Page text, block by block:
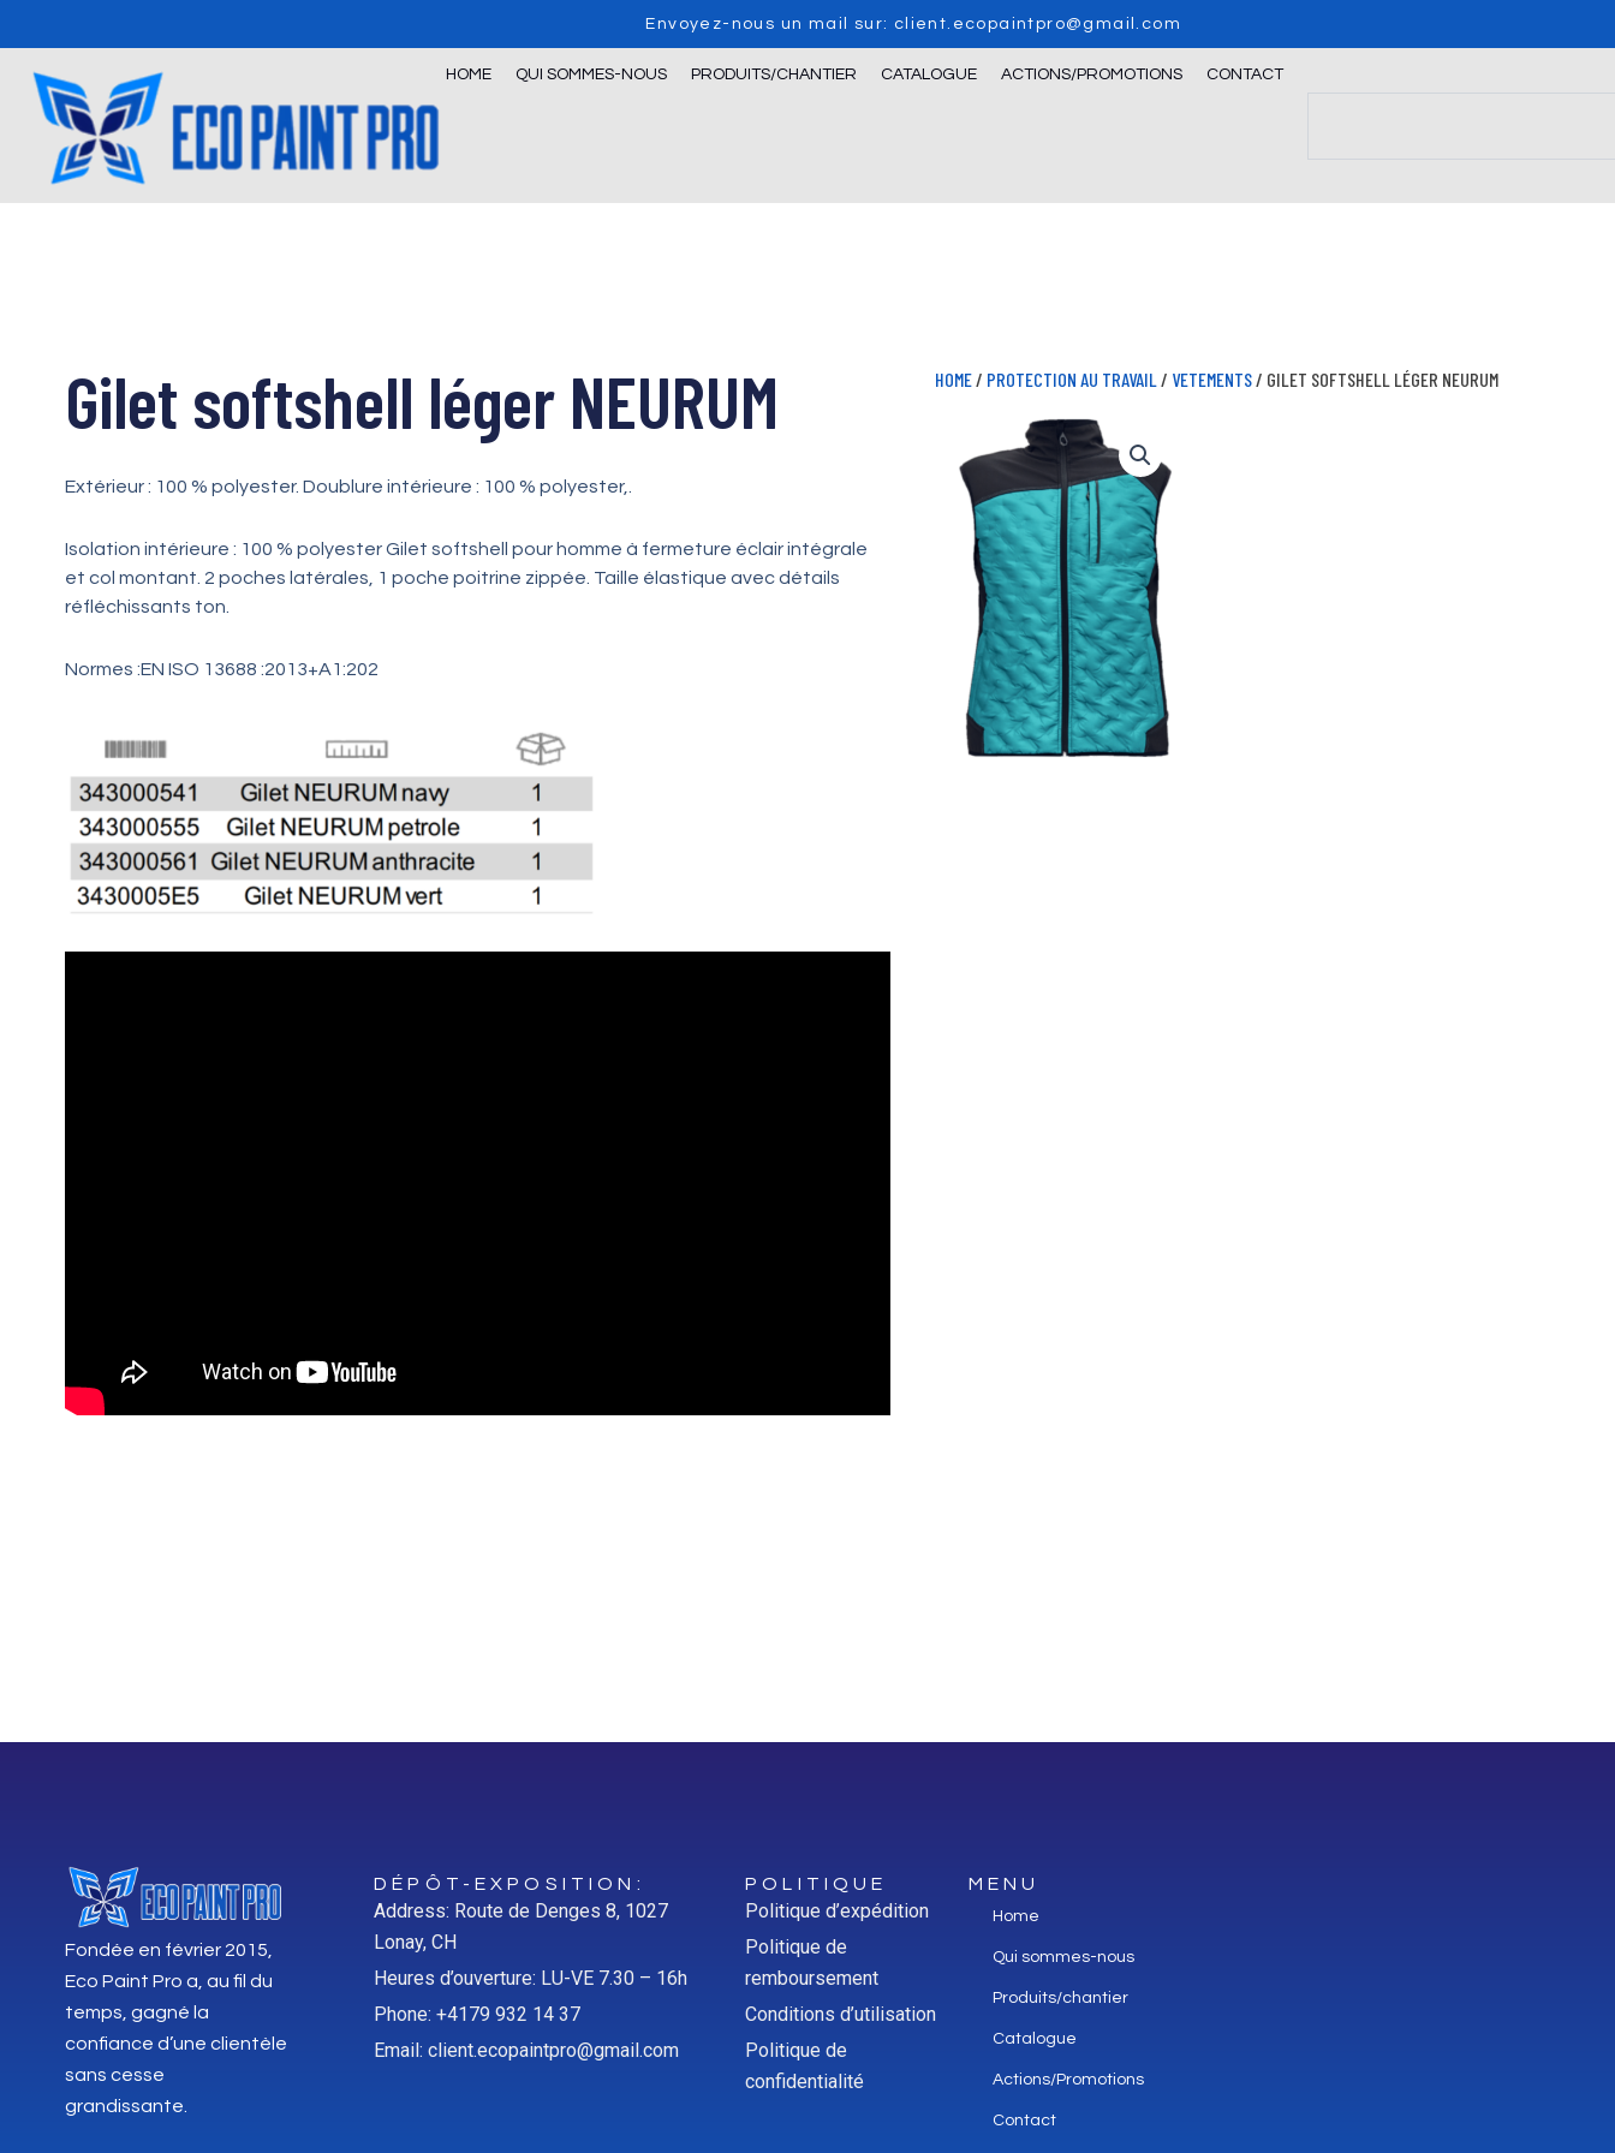
to
content
Envoyez-nous un mail sur: client.ecopaintpro@gmail.com
HOME QUI SOMMES-NOUS PRODUITS/CHANTIER CATALOGUE ACTIONS/PROMOTIONS CONTACT
Gilet softshell léger NEURUM
Extérieur : 100 % polyester. Doublure intérieure : 100 % polyester,.
Isolation intérieure : 100 % polyester Gilet softshell pour homme à fermeture éclair intégrale
et col montant. 2 poches latérales, 1 poche poitrine zippée. Taille élastique avec détails
réfléchissants ton.
Normes :EN ISO 13688 :2013+A1:202
HOME/ PROTECTION AU TRAVAIL / VETEMENTS/ GILET SOFTSHELL LÉGER NEURUM
Fondée en février 2015,
Eco Paint Pro a, au fil du
temps, gagné la
confiance d’une clientèle
sans cesse
grandissante.
DÉPÔT-EXPOSITION:
Address: Route de Denges 8, 1027
Lonay, CH
Heures d’ouverture: LU-VE 7.30 – 16h
Phone: +4179 932 14 37
Email: client.ecopaintpro@gmail.com
POLITIQUE
Politique d’expédition
Politique de
remboursement
Conditions d’utilisation
Politique de
confidentialité
MENU
Home
Qui sommes-nous
Produits/chantier
Catalogue
Actions/Promotions
Contact